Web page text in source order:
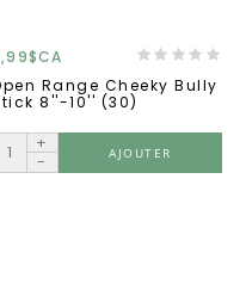
Range Cheeky Bully
8''-10'' (30)
+
-
AJOUTER